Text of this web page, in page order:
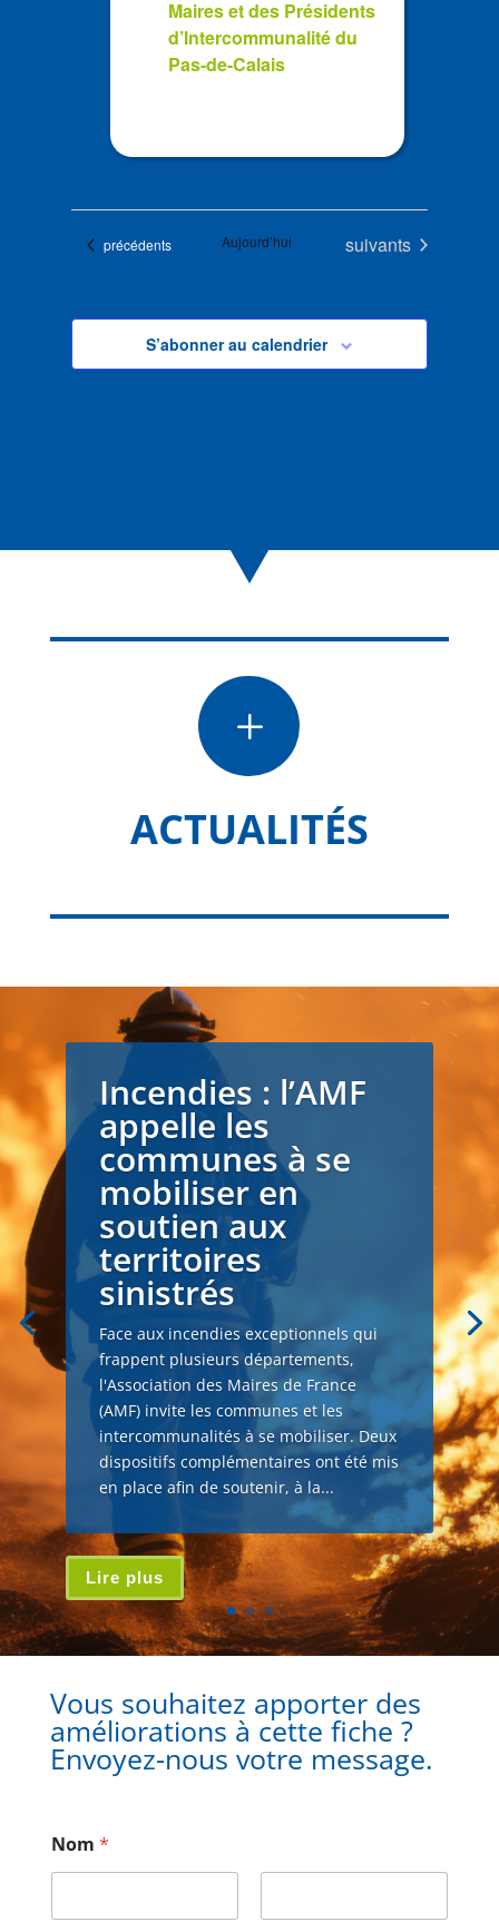
Maires et des Présidents
d’Intercommunalité du
Pas-de-Calais
Évènements
précédents Aujourd’hui Évènements
suivants
S’abonner au calendrier
L
ACTUALITÉS
Incendies : l’AMF
appelle les
communes à se
mobiliser en
soutien aux
territoires
sinistrés
Face aux incendies exceptionnels qui
frappent plusieurs départements,
l'Association des Maires de France
(AMF) invite les communes et les
intercommunalités à se mobiliser. Deux
dispositifs complémentaires ont été mis
en place afin de soutenir, à la...
Lire plus
Vous souhaitez apporter des
améliorations à cette fiche ?
Envoyez-nous votre message.
Nom *